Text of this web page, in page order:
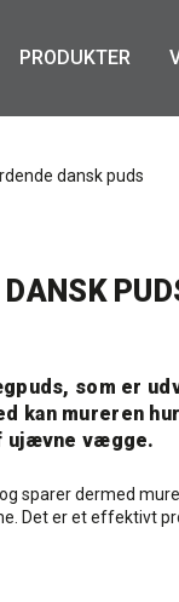
PRODUKTER
dansk puds
som er
kan mureren
ujævne vægge.
sparer dermed
Det er et effektivt